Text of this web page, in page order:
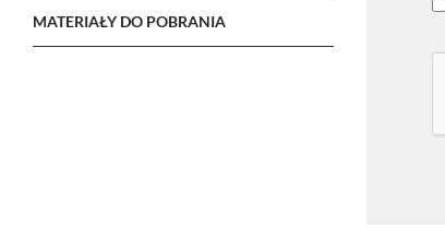
MATERIAŁY DO POBRANIA